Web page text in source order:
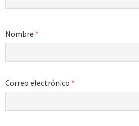
Nombre *
Correo electrónico *